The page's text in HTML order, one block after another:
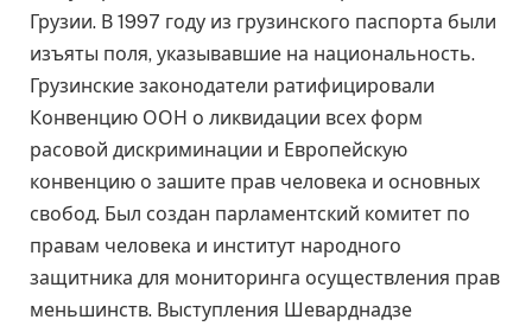
Грузии. В 1997 году из грузинского паспорта были
изъяты поля, указывавшие на национальность.
Грузинские законодатели ратифицировали
Конвенцию ООН о ликвидации всех форм
расовой дискриминации и Европейскую
конвенцию о зашите прав человека и основных
свобод. Был создан парламентский комитет по
правам человека и институт народного
защитника для мониторинга осуществления прав
меньшинств. Выступления Шеварднадзе